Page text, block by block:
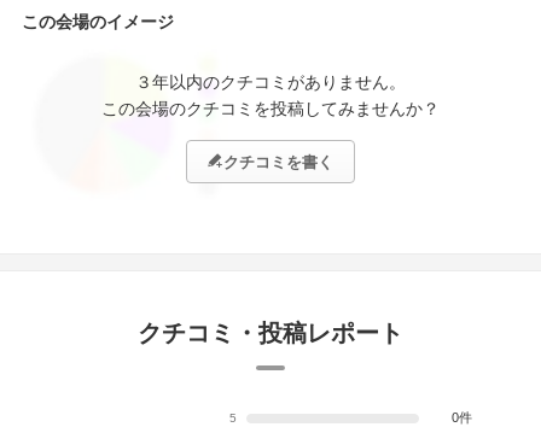
この会場のイメージ
３年以内のクチコミがありません。
この会場のクチコミを投稿してみませんか？
クチコミを書く
クチコミ・投稿レポート
5 0件